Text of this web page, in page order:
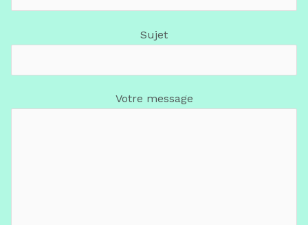
Sujet
Votre message